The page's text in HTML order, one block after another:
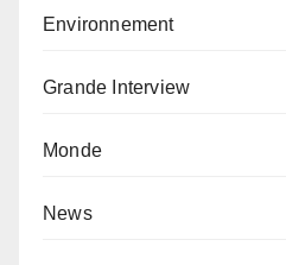
Environnement
Grande Interview
Monde
News